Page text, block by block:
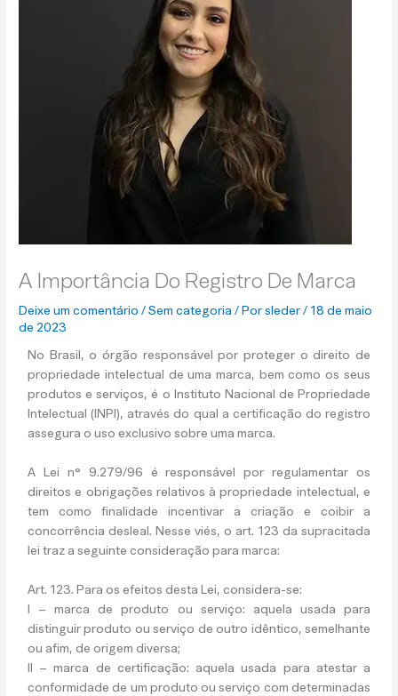
A Importância Do Registro De Marca
Deixe um comentário /Sem categoria / Porsleder/ 18 de maio
de 2023
No Brasil, o órgão responsável por proteger o direito de
propriedade intelectual de uma marca, bem como os seus
produtos e serviços, é o Instituto Nacional de Propriedade
Intelectual (INPI), através do qual a certificação do registro
assegura o uso exclusivo sobre uma marca.
A Lei n° 9.279/96 é responsável por regulamentar os
direitos e obrigações relativos à propriedade intelectual, e
tem como finalidade incentivar a criação e coibir a
concorrência desleal. Nesse viés, o art. 123 da supracitada
lei traz a seguinte consideração para marca:
Art. 123. Para os efeitos desta Lei, considera-se:
I – marca de produto ou serviço: aquela usada para
distinguir produto ou serviço de outro idêntico, semelhante
ou afim, de origem diversa;
II – marca de certificação: aquela usada para atestar a
conformidade de um produto ou serviço com determinadas